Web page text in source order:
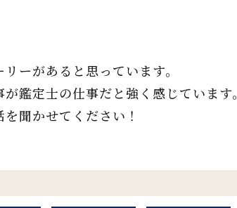
ーがあると思っています。
鑑定士の仕事だと強く感じています。
聞かせてください！